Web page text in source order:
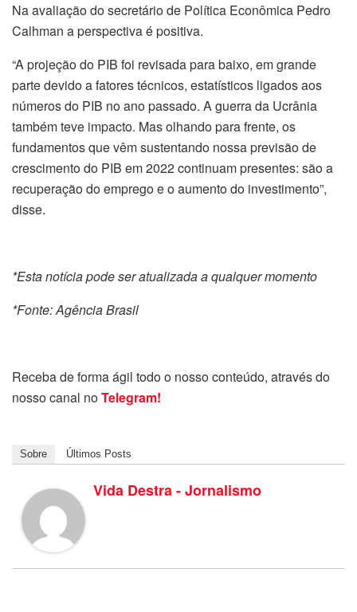
Na avaliação do secretário de Política Econômica Pedro
Calhman a perspectiva é positiva.
“A projeção do PIB foi revisada para baixo, em grande
parte devido a fatores técnicos, estatísticos ligados aos
números do PIB no ano passado. A guerra da Ucrânia
também teve impacto. Mas olhando para frente, os
fundamentos que vêm sustentando nossa previsão de
crescimento do PIB em 2022 continuam presentes: são a
recuperação do emprego e o aumento do investimento”,
disse.
*Esta notícia pode ser atualizada a qualquer momento
*Fonte: Agência Brasil
Receba de forma ágil todo o nosso conteúdo, através do
nosso canal noTelegram!
Sobre Últimos Posts
Vida Destra - Jornalismo